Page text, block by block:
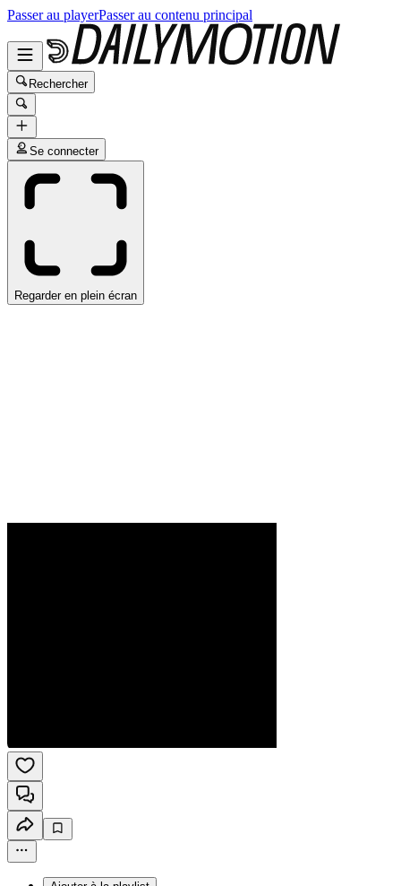
Passer au playerPasser au contenu principal
Rechercher
Se connecter
Regarder en plein écran